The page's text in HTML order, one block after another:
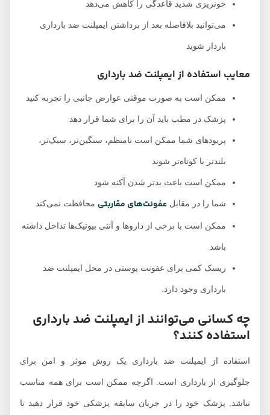
خونریزی شدید قاعدگی را کاهش می‌دهد
می‌توانید بلافاصله بعد از برداشتن ایمپلنت ضد بارداری
باردار شوید
معایب استفاده از ایمپلنت ضد بارداری
ممکن است به صورت موقتی عوارض جانبی را تجربه کنید
پزشک در مطب باید آن را برای شما قرار دهد
پریود‌های شما ممکن است نامنظم، سنگین‌تر، سبک‌تر،
بلند‌تر یا کوتاه‌تر شوند
ممکن است باعث بدتر شدن آکنه شود
شما را در مقابلعفونت‌های مقاربتی محافظت نمی‌کند
ممکن است با برخی از داروها و آنتی بیوتیک‌ها تداخل داشته
ریسک کمی برای عفونت پوستی در محل ایمپلنت ضد
بارداری وجود دارد.
چه کسانی می‌توانند از ایمپلنت ضد بارداری
استفاده کنند؟
استفاده از ایمپلنت ضد بارداری یک روش موثر و امن برای
جلوگیری از بارداری است. اگرچه ممکن است برای همه مناسب
نباشد. پزشک خود را در جریان سابقه پزشکی خود قرار دهید تا